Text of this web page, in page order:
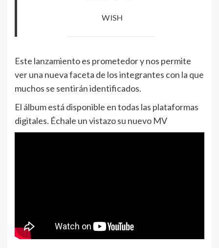
WISH
Este lanzamiento es prometedor y nos permite
ver una nueva faceta de los integrantes con la que
muchos se sentirán identificados.
El álbum está disponible en todas las plataformas
digitales. Échale un vistazo su nuevo MV